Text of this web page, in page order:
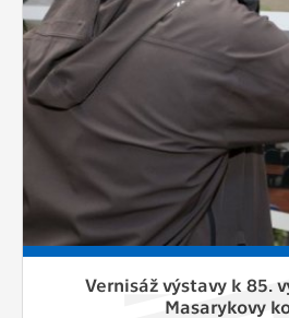
Vernisáž výstavy k 85.
Masarykovy